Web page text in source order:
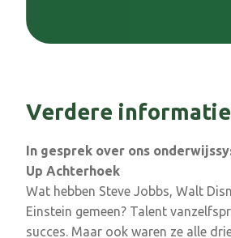
Verdere informatie
In gesprek over ons
Up Achterhoek
Wat hebben Steve Jobbs, Walt
Einstein gemeen? Talent
succes. Maar ook waren ze alle